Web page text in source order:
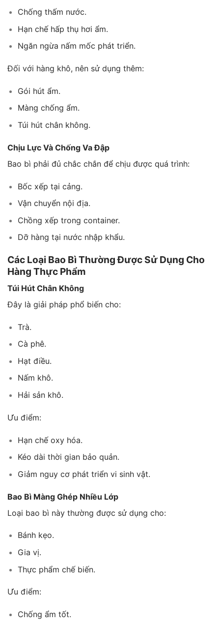
Chống thấm nước.
Hạn chế hấp thụ hơi ẩm.
Ngăn ngừa nấm mốc phát triển.
Đối với hàng khô, nên sử dụng thêm:
Gói hút ẩm.
Màng chống ẩm.
Túi hút chân không.
Chịu Lực Và Chống Va Đập
Bao bì phải đủ chắc chắn để chịu được quá trình:
Bốc xếp tại cảng.
Vận chuyển nội địa.
Chồng xếp trong container.
Dỡ hàng tại nước nhập khẩu.
Các Loại Bao Bì Thường Được Sử Dụng Cho
Hàng Thực Phẩm
Túi Hút Chân Không
Đây là giải pháp phổ biến cho:
Trà.
Cà phê.
Hạt điều.
Nấm khô.
Hải sản khô.
Ưu điểm:
Hạn chế oxy hóa.
Kéo dài thời gian bảo quản.
Giảm nguy cơ phát triển vi sinh vật.
Bao Bì Màng Ghép Nhiều Lớp
Loại bao bì này thường được sử dụng cho:
Bánh kẹo.
Gia vị.
Thực phẩm chế biến.
Ưu điểm:
Chống ẩm tốt.